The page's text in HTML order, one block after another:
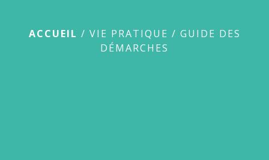
ACCUEIL / VIE PRATIQUE / GUIDE DES
DÉMARCHES